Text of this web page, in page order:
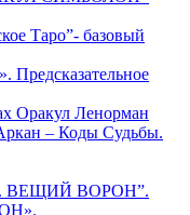
Таро”- базовый
Оракул Ленорман
– Коды Судьбы.
ВЕЩИЙ ВОРОН”.